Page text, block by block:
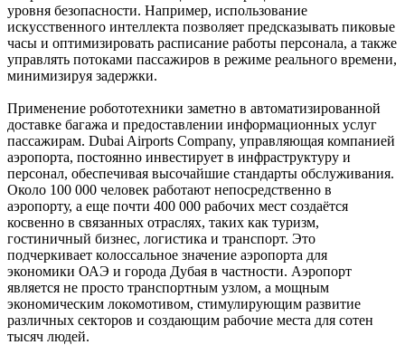
уровня безопасности. Например, использование
искусственного интеллекта позволяет предсказывать пиковые
часы и оптимизировать расписание работы персонала, а также
управлять потоками пассажиров в режиме реального времени,
минимизируя задержки.
Применение робототехники заметно в автоматизированной
доставке багажа и предоставлении информационных услуг
пассажирам. Dubai Airports Company, управляющая компанией
аэропорта, постоянно инвестирует в инфраструктуру и
персонал, обеспечивая высочайшие стандарты обслуживания.
Около 100 000 человек работают непосредственно в
аэропорту, а еще почти 400 000 рабочих мест создаётся
косвенно в связанных отраслях, таких как туризм,
гостиничный бизнес, логистика и транспорт. Это
подчеркивает колоссальное значение аэропорта для
экономики ОАЭ и города Дубая в частности. Аэропорт
является не просто транспортным узлом, а мощным
экономическим локомотивом, стимулирующим развитие
различных секторов и создающим рабочие места для сотен
тысяч людей.